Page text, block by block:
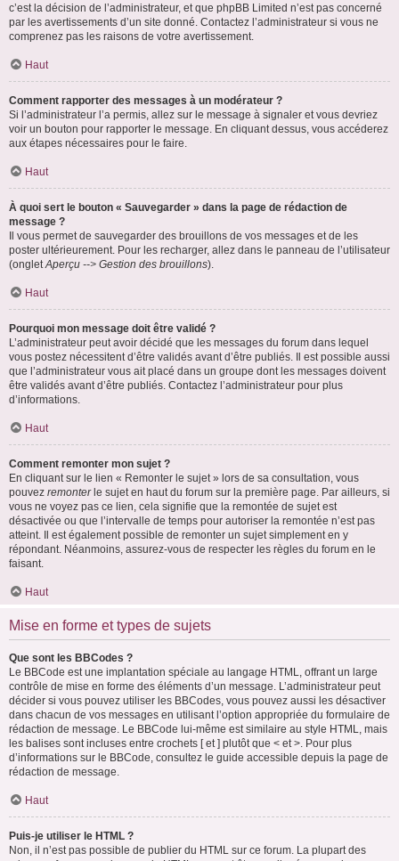
c’est la décision de l’administrateur, et que phpBB Limited n’est pas concerné
par les avertissements d’un site donné. Contactez l’administrateur si vous ne
comprenez pas les raisons de votre avertissement.
Haut
Comment rapporter des messages à un modérateur ?
Si l’administrateur l’a permis, allez sur le message à signaler et vous devriez
voir un bouton pour rapporter le message. En cliquant dessus, vous accéderez
aux étapes nécessaires pour le faire.
Haut
À quoi sert le bouton « Sauvegarder » dans la page de rédaction de
message ?
Il vous permet de sauvegarder des brouillons de vos messages et de les
poster ultérieurement. Pour les recharger, allez dans le panneau de l’utilisateur
(ongletAperçu --> Gestion des brouillons).
Haut
Pourquoi mon message doit être validé ?
L’administrateur peut avoir décidé que les messages du forum dans lequel
vous postez nécessitent d’être validés avant d’être publiés. Il est possible aussi
que l’administrateur vous ait placé dans un groupe dont les messages doivent
être validés avant d’être publiés. Contactez l’administrateur pour plus
d’informations.
Haut
Comment remonter mon sujet ?
En cliquant sur le lien « Remonter le sujet » lors de sa consultation, vous
pouvez remonterle sujet en haut du forum sur la première page. Par ailleurs, si
vous ne voyez pas ce lien, cela signifie que la remontée de sujet est
désactivée ou que l’intervalle de temps pour autoriser la remontée n’est pas
atteint. Il est également possible de remonter un sujet simplement en y
répondant. Néanmoins, assurez-vous de respecter les règles du forum en le
faisant.
Haut
Mise en forme et types de sujets
Que sont les BBCodes ?
Le BBCode est une implantation spéciale au langage HTML, offrant un large
contrôle de mise en forme des éléments d’un message. L’administrateur peut
décider si vous pouvez utiliser les BBCodes, vous pouvez aussi les désactiver
dans chacun de vos messages en utilisant l’option appropriée du formulaire de
rédaction de message. Le BBCode lui-même est similaire au style HTML, mais
les balises sont incluses entre crochets [ et ] plutôt que < et >. Pour plus
d’informations sur le BBCode, consultez le guide accessible depuis la page de
rédaction de message.
Haut
Puis-je utiliser le HTML ?
Non, il n’est pas possible de publier du HTML sur ce forum. La plupart des